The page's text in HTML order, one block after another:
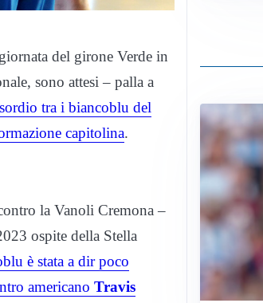
del girone Verde in
sono attesi – palla a
tra i biancoblu del
capitolina.
la Vanoli Cremona –
ospite della Stella
è stata a dir poco
americano Travis